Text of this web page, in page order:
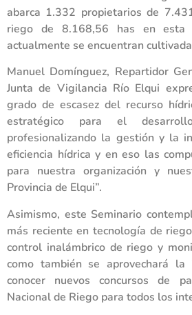
abarca 1.332 propietarios de
riego de 8.168,56 has en esta
actualmente se encuentran
Manuel Domínguez, Repartidor
Junta de Vigilancia Río Elqui
grado de escasez del recurso
estratégico para el
profesionalizando la gestión y la
eficiencia hídrica y en eso las
para nuestra organización y
Provincia de Elqui”.
Asimismo, este Seminario
más reciente en tecnología de
control inalámbrico de riego y
como también se aprovechará
conocer nuevos concursos de
Nacional de Riego para todos los